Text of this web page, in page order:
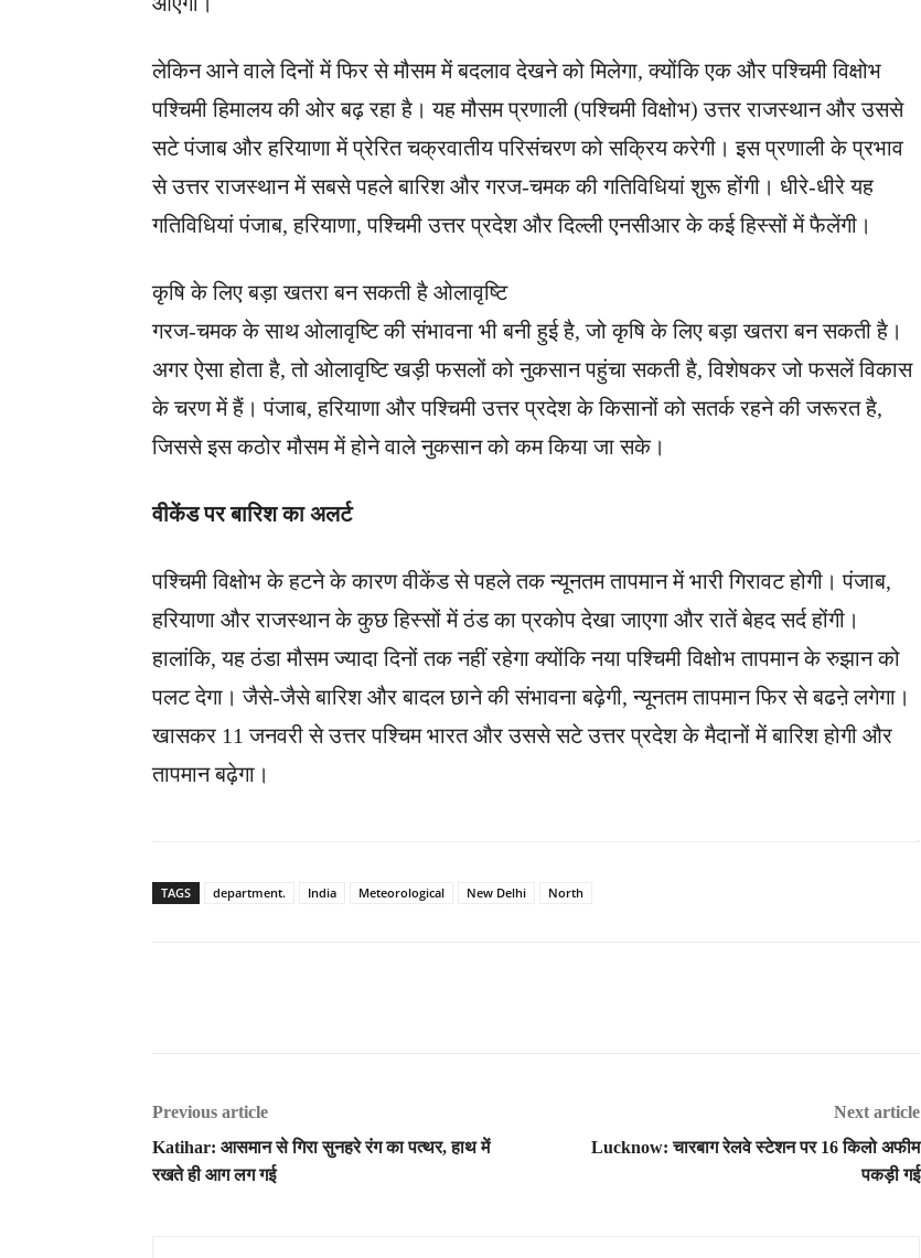
लेकिन आने वाले दिनों में फिर से मौसम में बदलाव देखने को मिलेगा, क्योंकि एक और पश्चिमी विक्षोभ
पश्चिमी हिमालय की ओर बढ़ रहा है। यह मौसम प्रणाली (पश्चिमी विक्षोभ) उत्तर राजस्थान और उससे
सटे पंजाब और हरियाणा में प्रेरित चक्रवातीय परिसंचरण को सक्रिय करेगी। इस प्रणाली के प्रभाव
से उत्तर राजस्थान में सबसे पहले बारिश और गरज-चमक की गतिविधियां शुरू होंगी। धीरे-धीरे यह
गतिविधियां पंजाब, हरियाणा, पश्चिमी उत्तर प्रदेश और दिल्ली एनसीआर के कई हिस्सों में फैलेंगी।
कृषि के लिए बड़ा खतरा बन सकती है ओलावृष्टि
गरज-चमक के साथ ओलावृष्टि की संभावना भी बनी हुई है, जो कृषि के लिए बड़ा खतरा बन सकती है।
अगर ऐसा होता है, तो ओलावृष्टि खड़ी फसलों को नुकसान पहुंचा सकती है, विशेषकर जो फसलें विकास
के चरण में हैं। पंजाब, हरियाणा और पश्चिमी उत्तर प्रदेश के किसानों को सतर्क रहने की जरूरत है,
जिससे इस कठोर मौसम में होने वाले नुकसान को कम किया जा सके।
वीकेंड पर बारिश का अलर्ट
पश्चिमी विक्षोभ के हटने के कारण वीकेंड से पहले तक न्यूनतम तापमान में भारी गिरावट होगी। पंजाब,
हरियाणा और राजस्थान के कुछ हिस्सों में ठंड का प्रकोप देखा जाएगा और रातें बेहद सर्द होंगी।
हालांकि, यह ठंडा मौसम ज्यादा दिनों तक नहीं रहेगा क्योंकि नया पश्चिमी विक्षोभ तापमान के रुझान को
पलट देगा। जैसे-जैसे बारिश और बादल छाने की संभावना बढ़ेगी, न्यूनतम तापमान फिर से बढऩे लगेगा।
खासकर 11 जनवरी से उत्तर पश्चिम भारत और उससे सटे उत्तर प्रदेश के मैदानों में बारिश होगी और
तापमान बढ़ेगा।
TAGS department. India Meteorological New Delhi North
Previous article
Katihar: आसमान से गिरा सुनहरे रंग का पत्थर, हाथ में
रखते ही आग लग गई
Next article
Lucknow: चारबाग रेलवे स्टेशन पर 16 किलो अफीम
पकड़ी गई